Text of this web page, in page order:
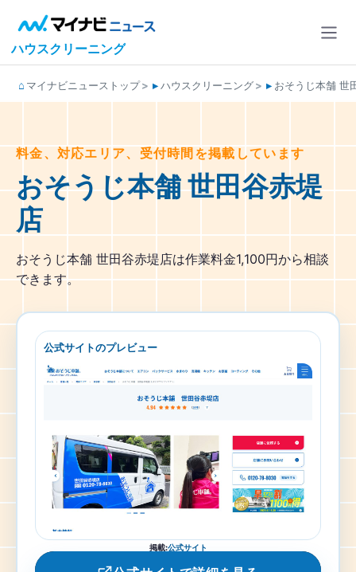
ハウスクリーニング
マイナビニューストップ ハウスクリーニング おそうじ本舗 世
料金、対応エリア、受付時間を掲載しています
おそうじ本舗 世田谷赤堤
店
おそうじ本舗 世田谷赤堤店は作業料金1,100円から相談
できます。
公式サイトのプレビュー
掲載:公式サイト